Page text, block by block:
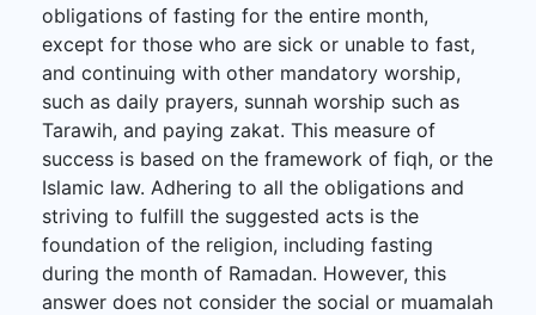
obligations of fasting for the entire month,
except for those who are sick or unable to fast,
and continuing with other mandatory worship,
such as daily prayers, sunnah worship such as
Tarawih, and paying zakat. This measure of
success is based on the framework of fiqh, or the
Islamic law. Adhering to all the obligations and
striving to fulfill the suggested acts is the
foundation of the religion, including fasting
during the month of Ramadan. However, this
answer does not consider the social or muamalah